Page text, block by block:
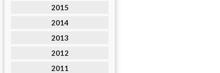
2015
2014
2013
2012
2011